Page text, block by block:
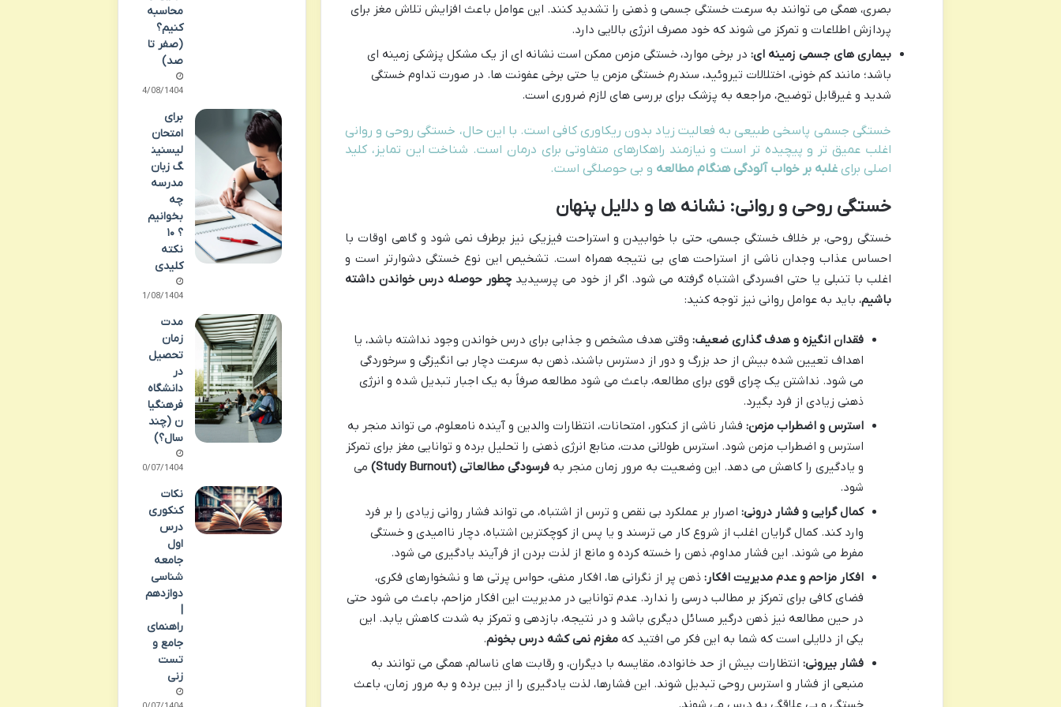
بصری، همگی می توانند به سرعت خستگی جسمی و ذهنی را تشدید کنند. این عوامل باعث افزایش تلاش مغز برای
پردازش اطلاعات و تمرکز می شوند که خود مصرف انرژی بالایی دارد.
بیماری های جسمی زمینه ای: در برخی موارد، خستگی مزمن ممکن است نشانه ای از یک مشکل پزشکی زمینه ای
باشد؛ مانند کم خونی، اختلالات تیروئید، سندرم خستگی مزمن یا حتی برخی عفونت ها. در صورت تداوم خستگی
شدید و غیرقابل توضیح، مراجعه به پزشک برای بررسی های لازم ضروری است.
خستگی جسمی پاسخی طبیعی به فعالیت زیاد بدون ریکاوری کافی است. با این حال، خستگی روحی و روانی
اغلب عمیق تر و پیچیده تر است و نیازمند راهکارهای متفاوتی برای درمان است. شناخت این تمایز، کلید
اصلی برایغلبه بر خواب آلودگی هنگام مطالعه و بی حوصلگی است.
خستگی روحی و روانی: نشانه ها و دلایل پنهان
خستگی روحی، بر خلاف خستگی جسمی، حتی با خوابیدن و استراحت فیزیکی نیز برطرف نمی شود و گاهی اوقات با
احساس عذاب وجدان ناشی از استراحت های بی نتیجه همراه است. تشخیص این نوع خستگی دشوارتر است و
اغلب با تنبلی یا حتی افسردگی اشتباه گرفته می شود. اگر از خود می پرسیدیدچطور حوصله درس خواندن داشته
باشیم، باید به عوامل روانی نیز توجه کنید:
فقدان انگیزه و هدف گذاری ضعیف: وقتی هدف مشخص و جذابی برای درس خواندن وجود نداشته باشد، یا
اهداف تعیین شده بیش از حد بزرگ و دور از دسترس باشند، ذهن به سرعت دچار بی انگیزگی و سرخوردگی
می شود. نداشتن یک چرای قوی برای مطالعه، باعث می شود مطالعه صرفاً به یک اجبار تبدیل شده و انرژی
ذهنی زیادی از فرد بگیرد.
استرس و اضطراب مزمن: فشار ناشی از کنکور، امتحانات، انتظارات والدین و آینده نامعلوم، می تواند منجر به
استرس و اضطراب مزمن شود. استرس طولانی مدت، منابع انرژی ذهنی را تحلیل برده و توانایی مغز برای تمرکز
و یادگیری را کاهش می دهد. این وضعیت به مرور زمان منجر بهفرسودگی مطالعاتی (Study Burnout)
می
شود.
کمال گرایی و فشار درونی: اصرار بر عملکرد بی نقص و ترس از اشتباه، می تواند فشار روانی زیادی را بر فرد
وارد کند. کمال گرایان اغلب از شروع کار می ترسند و یا پس از کوچکترین اشتباه، دچار ناامیدی و خستگی
مفرط می شوند. این فشار مداوم، ذهن را خسته کرده و مانع از لذت بردن از فرآیند یادگیری می شود.
افکار مزاحم و عدم مدیریت افکار: ذهن پر از نگرانی ها، افکار منفی، حواس پرتی ها و نشخوارهای فکری،
فضای کافی برای تمرکز بر مطالب درسی را ندارد. عدم توانایی در مدیریت این افکار مزاحم، باعث می شود حتی
در حین مطالعه نیز ذهن درگیر مسائل دیگری باشد و در نتیجه، بازدهی و تمرکز به شدت کاهش یابد. این
یکی از دلایلی است که شما به این فکر می افتید کهمغزم نمی کشه درس بخونم.
فشار بیرونی: انتظارات بیش از حد خانواده، مقایسه با دیگران، و رقابت های ناسالم، همگی می توانند به
منبعی از فشار و استرس روحی تبدیل شوند. این فشارها، لذت یادگیری را از بین برده و به مرور زمان، باعث
محاسبه
کنیم؟
(صفر تا
صد)
14/08/1404
برای
امتحان
لیسنین
گ زبان
مدرسه
چه
بخوانیم
؟ ۱۰
نکته
کلیدی
11/08/1404
مدت
زمان
تحصیل
در
دانشگاه
فرهنگیا
ن (چند
سال؟)
30/07/1404
نکات
کنکوری
درس
اول
جامعه
شناسی
دوازدهم
راهنمای
جامع و
تست
زنی